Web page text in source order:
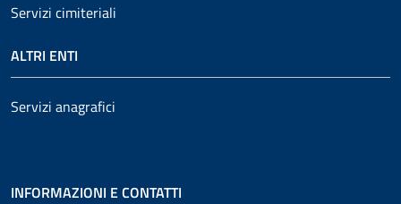
Servizi cimiteriali
ALTRI ENTI
Servizi anagrafici
INFORMAZIONI E CONTATTI